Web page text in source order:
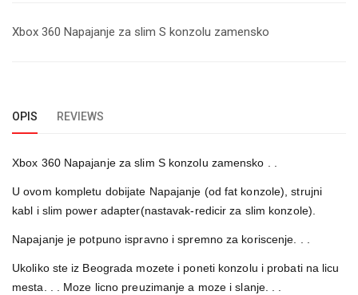
Xbox 360 Napajanje za slim S konzolu zamensko
OPIS REVIEWS
Xbox 360 Napajanje za slim S konzolu zamensko
U ovom kompletu dobijate Napajanje (od fat konzole), strujni
kabl i slim power adapter(nastavak-redicir za slim konzole).
Napajanje je potpuno ispravno i spremno za koriscenje. . .
Ukoliko ste iz Beograda mozete i poneti konzolu i probati na licu
mesta. . . Moze licno preuzimanje a moze i slanje. . .